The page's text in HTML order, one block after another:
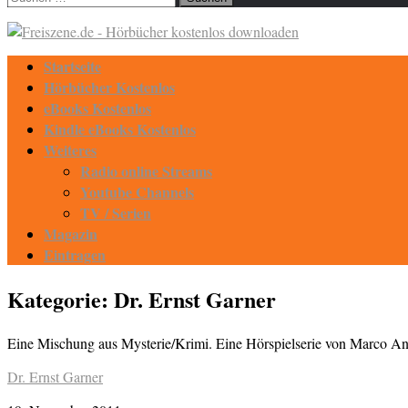
Startseite
Hörbücher Kostenlos
eBooks Kostenlos
Kindle eBooks Kostenlos
Weiteres
Radio online Streams
Youtube Channels
TV / Serien
Magazin
Eintragen
Kategorie: Dr. Ernst Garner
Eine Mischung aus Mysterie/Krimi. Eine Hörspielserie von Marco
Dr. Ernst Garner